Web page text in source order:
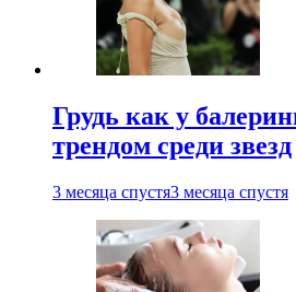
Грудь как у
трендом среди звезд
3 месяца спустя3 месяца спустя